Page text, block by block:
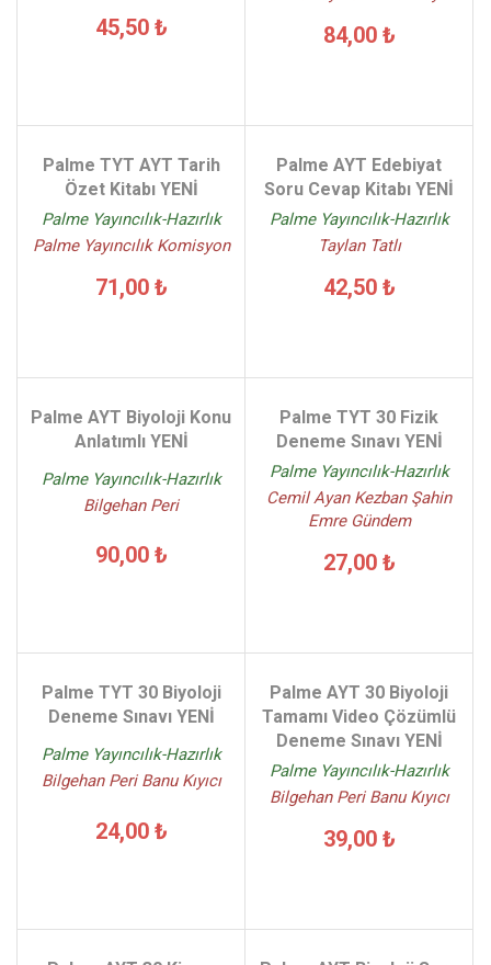
45,50 ₺ 84,00 ₺
Palme TYT AYT Tarih
Özet Kitabı YENİ
Palme Yayıncılık-Hazırlık
Palme Yayıncılık Komisyon
71,00 ₺
Palme AYT Edebiyat
Soru Cevap Kitabı YENİ
Palme Yayıncılık-Hazırlık
Taylan Tatlı
42,50 ₺
Palme AYT Biyoloji Konu
Anlatımlı YENİ
Palme Yayıncılık-Hazırlık
Bilgehan Peri
90,00 ₺
Palme TYT 30 Fizik
Deneme Sınavı YENİ
Palme Yayıncılık-Hazırlık
Cemil Ayan Kezban Şahin
Emre Gündem
27,00 ₺
Palme TYT 30 Biyoloji
Deneme Sınavı YENİ
Palme Yayıncılık-Hazırlık
Bilgehan Peri Banu Kıyıcı
24,00 ₺
Palme AYT 30 Biyoloji
Tamamı Video Çözümlü
Deneme Sınavı YENİ
Palme Yayıncılık-Hazırlık
Bilgehan Peri Banu Kıyıcı
39,00 ₺